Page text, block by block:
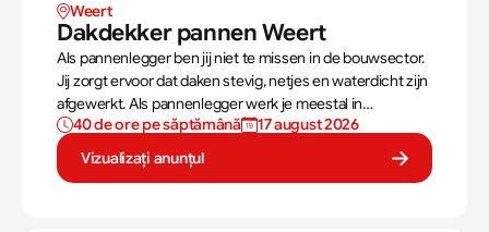
Weert
Dakdekker pannen Weert
Als pannenlegger ben jij niet te missen in de bouwsector.
Jij zorgt ervoor dat daken stevig, netjes en waterdicht zijn
afgewerkt. Als pannenlegger werk je meestal in
teamverband en varieert het werk tussen compleet
nieuwe daken leggen of bestaande daken vervangen.
40 de ore pe săptămână
17 august 2026
Vizualizați anunțul